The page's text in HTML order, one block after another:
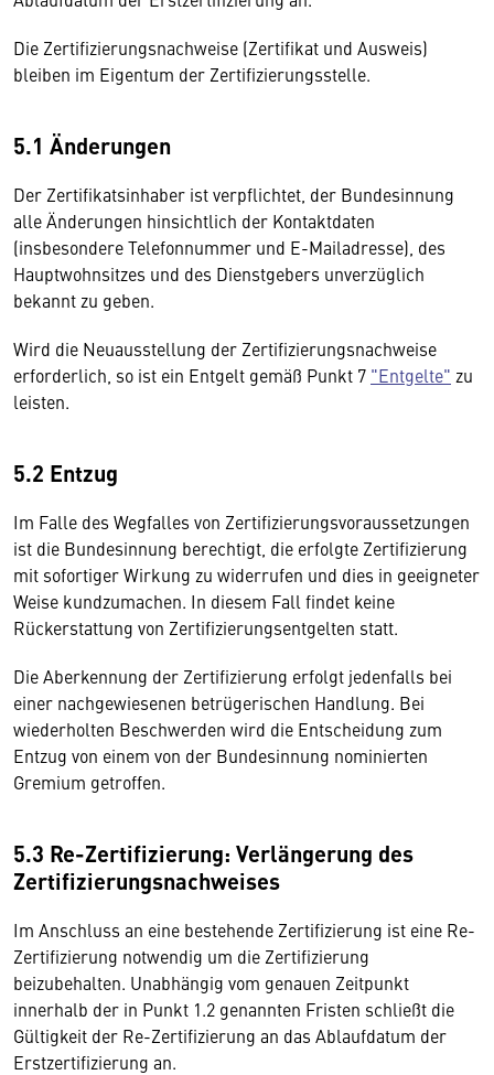
Die Zertifizierungsnachweise (Zertifikat und Ausweis)
bleiben im Eigentum der Zertifizierungsstelle.
5.1 Änderungen
Der Zertifikatsinhaber ist verpflichtet, der Bundesinnung
alle Änderungen hinsichtlich der Kontaktdaten
(insbesondere Telefonnummer und E-Mailadresse), des
Hauptwohnsitzes und des Dienstgebers unverzüglich
bekannt zu geben.
Wird die Neuausstellung der Zertifizierungsnachweise
erforderlich, so ist ein Entgelt gemäß Punkt 7 "Entgelte" zu
leisten.
5.2 Entzug
Im Falle des Wegfalles von Zertifizierungsvoraussetzungen
ist die Bundesinnung berechtigt, die erfolgte Zertifizierung
mit sofortiger Wirkung zu widerrufen und dies in geeigneter
Weise kundzumachen. In diesem Fall findet keine
Rückerstattung von Zertifizierungsentgelten statt.
Die Aberkennung der Zertifizierung erfolgt jedenfalls bei
einer nachgewiesenen betrügerischen Handlung. Bei
wiederholten Beschwerden wird die Entscheidung zum
Entzug von einem von der Bundesinnung nominierten
Gremium getroffen.
5.3 Re-Zertifizierung: Verlängerung des
Zertifizierungsnachweises
Im Anschluss an eine bestehende Zertifizierung ist eine Re-
Zertifizierung notwendig um die Zertifizierung
beizubehalten. Unabhängig vom genauen Zeitpunkt
innerhalb der in Punkt 1.2 genannten Fristen schließt die
Gültigkeit der Re-Zertifizierung an das Ablaufdatum der
Erstzertifizierung an.